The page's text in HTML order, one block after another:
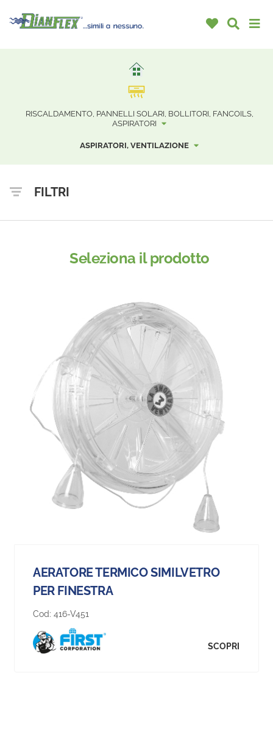
RISCALDAMENTO, PANNELLI SOLARI, BOLLITORI, FANCOILS,
ASPIRATORI
ASPIRATORI, VENTILAZIONE
FILTRI
Seleziona il prodotto
AERATORE TERMICO SIMILVETRO
PER FINESTRA
Cod: 416-V451
SCOPRI